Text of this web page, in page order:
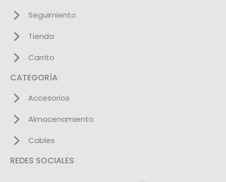
Seguimiento
Tienda
Carrito
CATEGORÍA
Accesorios
Almacenamiento
Cables
REDES SOCIALES